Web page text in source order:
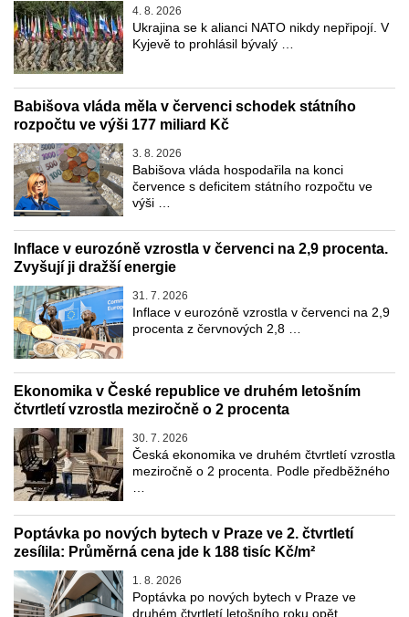
4. 8. 2026
Ukrajina se k alianci NATO nikdy nepřipojí. V
Kyjevě to prohlásil bývalý …
Babišova vláda měla v červenci schodek státního
rozpočtu ve výši 177 miliard Kč
3. 8. 2026
Babišova vláda hospodařila na konci
července s deficitem státního rozpočtu ve
výši …
Inflace v eurozóně vzrostla v červenci na 2,9 procenta.
Zvyšují ji dražší energie
31. 7. 2026
Inflace v eurozóně vzrostla v červenci na 2,9
procenta z červnových 2,8 …
Ekonomika v České republice ve druhém letošním
čtvrtletí vzrostla meziročně o 2 procenta
30. 7. 2026
Česká ekonomika ve druhém čtvrtletí vzrostla
meziročně o 2 procenta. Podle předběžného
…
Poptávka po nových bytech v Praze ve 2. čtvrtletí
zesílila: Průměrná cena jde k 188 tisíc Kč/m²
1. 8. 2026
Poptávka po nových bytech v Praze ve
druhém čtvrtletí letošního roku opět …